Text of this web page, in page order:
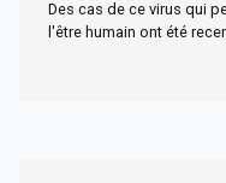
Des cas de ce virus qui
l'être humain ont été